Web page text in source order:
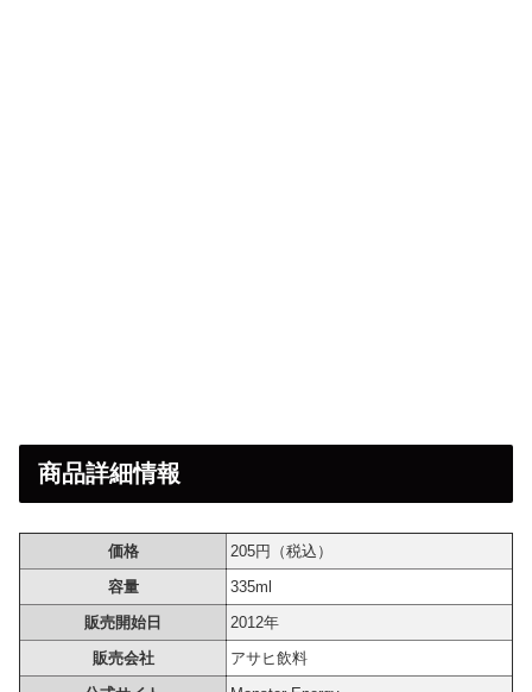
商品詳細情報
価格
205円（税込）
容量
335ml
販売開始日
2012年
販売会社
アサヒ飲料